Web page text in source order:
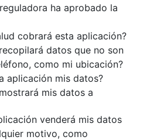
ha aprobado la
cobrará esta aplicación?
datos que no son
como mi ubicación?
aplicación mis datos?
mis datos a
venderá mis datos
motivo, como